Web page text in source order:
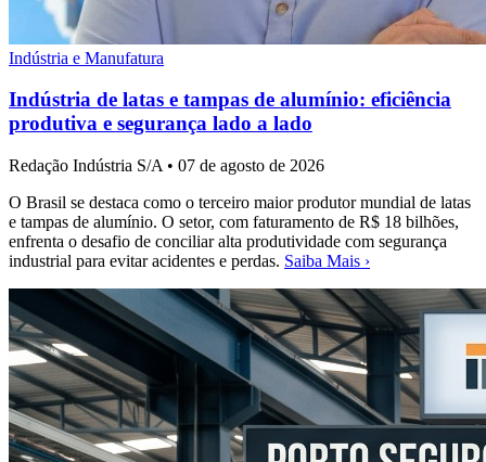
Indústria e Manufatura
Indústria de latas e tampas de alumínio: eficiência
produtiva e segurança lado a lado
Redação Indústria S/A • 07 de agosto de 2026
O Brasil se destaca como o terceiro maior produtor mundial de latas
e tampas de alumínio. O setor, com faturamento de R$ 18 bilhões,
enfrenta o desafio de conciliar alta produtividade com segurança
industrial para evitar acidentes e perdas. Saiba Mais ›